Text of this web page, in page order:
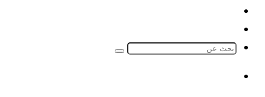
الموقع